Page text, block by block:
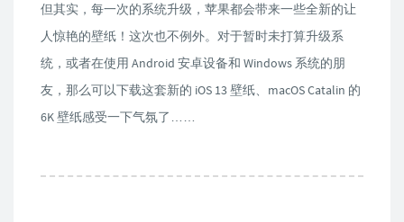
但其实，每一次的系统升级，苹果都会带来一些全新的让
人惊艳的壁纸！这次也不例外。对于暂时未打算升级系
统，或者在使用 Android 安卓设备和 Windows 系统的朋
友，那么可以下载这套新的 iOS 13 壁纸、macOS Catalin 的
6K 壁纸感受一下气氛了……